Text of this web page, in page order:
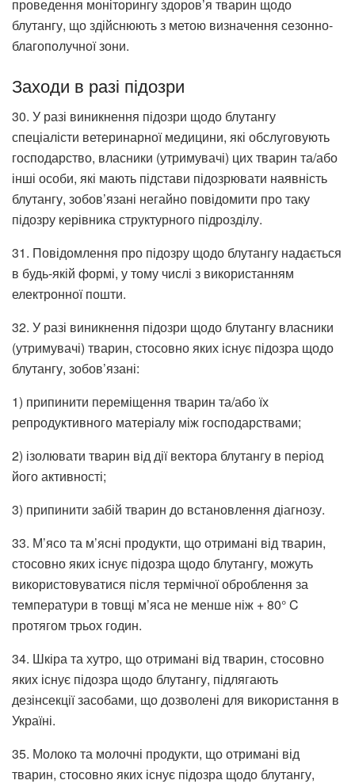
проведення моніторингу здоров’я тварин щодо
блутангу, що здійснюють з метою визначення сезонно-
благополучної зони.
Заходи в разі підозри
30. У разі виникнення підозри щодо блутангу
спеціалісти ветеринарної медицини, які обслуговують
господарство, власники (утримувачі) цих тварин та/або
інші особи, які мають підстави підозрювати наявність
блутангу, зобов’язані негайно повідомити про таку
підозру керівника структурного підрозділу.
31. Повідомлення про підозру щодо блутангу надається
в будь-якій формі, у тому числі з використанням
електронної пошти.
32. У разі виникнення підозри щодо блутангу власники
(утримувачі) тварин, стосовно яких існує підозра щодо
блутангу, зобов’язані:
1) припинити переміщення тварин та/або їх
репродуктивного матеріалу між господарствами;
2) ізолювати тварин від дії вектора блутангу в період
його активності;
3) припинити забій тварин до встановлення діагнозу.
33. М’ясо та м’ясні продукти, що отримані від тварин,
стосовно яких існує підозра щодо блутангу, можуть
використовуватися після термічної оброблення за
температури в товщі м’яса не менше ніж + 80° C
протягом трьох годин.
34. Шкіра та хутро, що отримані від тварин, стосовно
яких існує підозра щодо блутангу, підлягають
дезінсекції засобами, що дозволені для використання в
Україні.
35. Молоко та молочні продукти, що отримані від
тварин, стосовно яких існує підозра щодо блутангу,